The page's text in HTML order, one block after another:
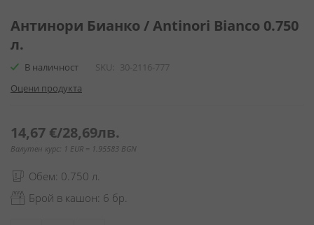
към
на
галерия
снимки
Антинори Бианко / Antinori Bianco 0.750
л.
В наличност SKU
30-2116-777
Оцени продукта
14,67 €/28,69лв.
Валутен курс: 1 EUR = 1.95583 BGN
Обем: 0.750 л.
Брой в кашон: 6 бр.